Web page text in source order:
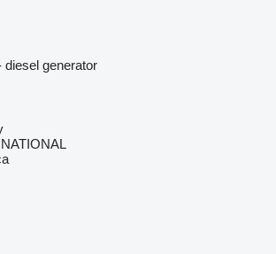
diesel generator